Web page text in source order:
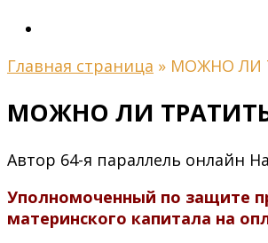
Главная страница » МОЖНО ЛИ
МОЖНО ЛИ
Автор 64-я параллель онлайн
Уполномоченный по защите
материнского капитала на